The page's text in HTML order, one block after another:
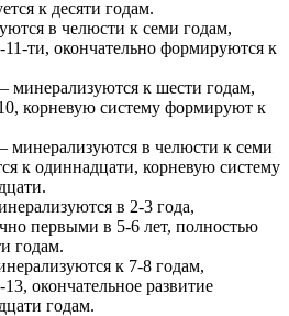
к десяти годам.
в челюсти к семи годам,
ти, окончательно формируются к
минерализуются к шести годам,
корневую систему формируют к
минерализуются в челюсти к семи
к одиннадцати, корневую систему
в 2-3 года,
первыми в 5-6 лет, полностью
годам.
к 7-8 годам,
окончательное развитие
годам.